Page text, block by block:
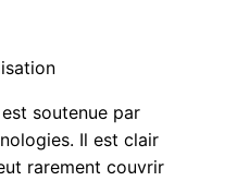
soutenue par
Il est clair
rarement couvrir